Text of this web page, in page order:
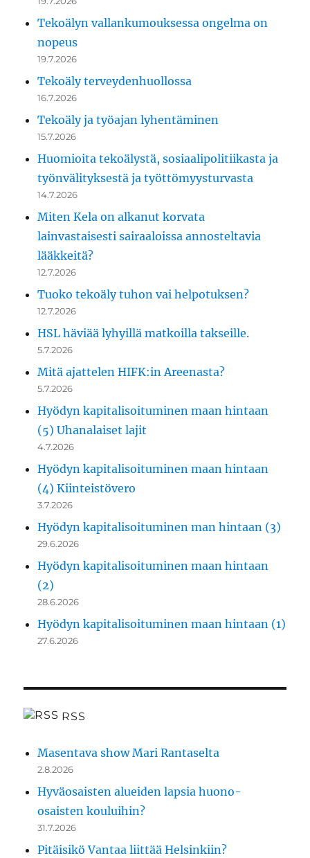
Tekoälyn vallankumouksessa ongelma on
nopeus
19.7.2026
Tekoäly terveydenhuollossa
16.7.2026
Tekoäly ja työajan lyhentäminen
15.7.2026
Huomioita tekoälystä, sosiaalipolitiikasta ja
työnvälityksestä ja työttömyysturvasta
14.7.2026
Miten Kela on alkanut korvata
lainvastaisesti sairaaloissa annosteltavia
lääkkeitä?
12.7.2026
Tuoko tekoäly tuhon vai helpotuksen?
12.7.2026
HSL häviää lyhyillä matkoilla takseille.
5.7.2026
Mitä ajattelen HIFK:in Areenasta?
5.7.2026
Hyödyn kapitalisoituminen maan hintaan
(5) Uhanalaiset lajit
4.7.2026
Hyödyn kapitalisoituminen maan hintaan
(4) Kiinteistövero
3.7.2026
Hyödyn kapitalisoituminen man hintaan (3)
29.6.2026
Hyödyn kapitalisoituminen maan hintaan
(2)
28.6.2026
Hyödyn kapitalisoituminen maan hintaan (1)
27.6.2026
RSS
Masentava show Mari Rantaselta
2.8.2026
Hyväosaisten alueiden lapsia huono-
osaisten kouluihin?
31.7.2026
Pitäisikö Vantaa liittää Helsinkiin?